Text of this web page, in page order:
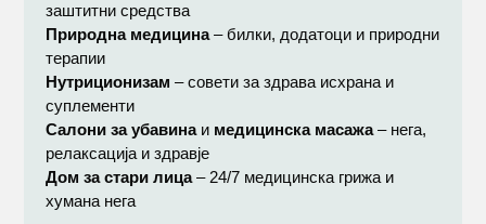
заштитни средства
Природна медицина– билки, додатоци и природни
терапии
Нутриционизам – совети за здрава исхрана и
суплементи
Салони за убавинаи медицинска масажа– нега,
релаксација и здравје
Дом за стари лица– 24/7 медицинска грижа и
хумана нега